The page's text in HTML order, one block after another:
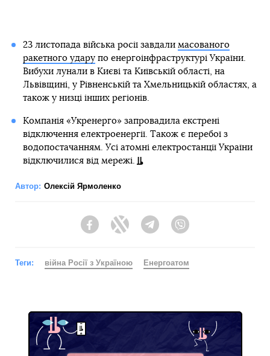
23 листопада війська росії завдали масованого
ракетного ударупо енергоінфраструктурі України.
Вибухи лунали в Києві та Київській області, на
Львівщині, у Рівненській та Хмельницькій областях, а
також у низці інших регіонів.
Компанія «Укренерго» запровадила екстрені
відключення електроенергії. Також є перебої з
водопостачанням. Усі атомні електростанції України
відключилися від мережі.
Автор: Олексій Ярмоленко
FacebookTwitter Telegram
Теги: війна Росії з Україною Енергоатом